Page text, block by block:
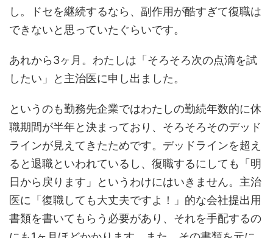
し。ドセを継続するなら、副作用が酷すぎて復職は
できないと思っていたぐらいです。
あれから3ヶ月。わたしは「そろそろ次の点滴を試
したい」と主治医に申し出ました。
というのも勤務先企業ではわたしの勤続年数的に休
職期間が半年と決まっており、そろそろそのデッド
ラインが見えてきたためです。デッドラインを超え
ると退職といわれているし、復職するにしても「明
日から戻ります」というわけにはいきません。主治
医に「復職しても大丈夫ですよ！」的な会社提出用
書類を書いてもらう必要があり、それを手配するの